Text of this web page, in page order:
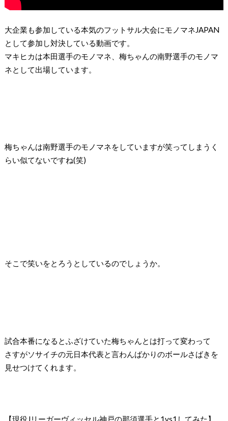
大企業も参加している本気のフットサル大会にモノマネ JAPAN
として参加し対決している動画です。
マキヒカは本田選手のモノマネ、梅ちゃんの南野選手のモノマ
ネとして出場しています。
梅ちゃんは南野選手のモノマネをしていますが笑ってしまうく
らい似てないですね(笑)
そこで笑いをとろうとしているのでしょうか。
試合本番になるとふざけていた梅ちゃんとは打って変わって
さすがソサイチの元日本代表と言わんばかりのボールさばきを
見せつけてくれます。
【現役Jリーガーヴィッセル神戸の那須選手と 1vs1 してみた】